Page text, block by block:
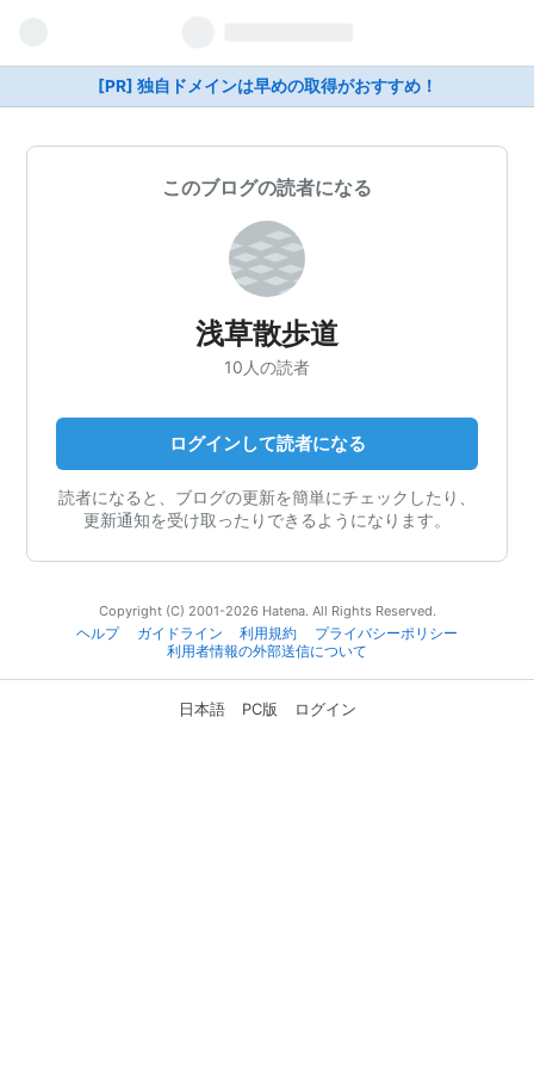
[PR] 独自ドメインは早めの取得がおすすめ！
このブログの読者になる
浅草散歩道
10人の読者
ログインして読者になる
読者になると、ブログの更新を簡単にチェックしたり、
更新通知を受け取ったりできるようになります。
Copyright (C) 2001-2026 Hatena. All Rights Reserved.
ヘルプ
ガイドライン 利用規約
プライバシーポリシー
利用者情報の外部送信について
日本語 PC版 ログイン